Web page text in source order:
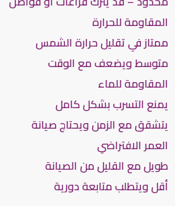
المقاومة للحرارة
ممتاز في تقليل حرارة الشمس
متوسط ويضعف مع الوقت
المقاومة للماء
يمنع التسرب بشكل كامل
يتشقق مع الزمن ويحتاج صيانة
العمر الافتراضي
طويل مع القليل من الصيانة
أقل ويتطلب متابعة دورية